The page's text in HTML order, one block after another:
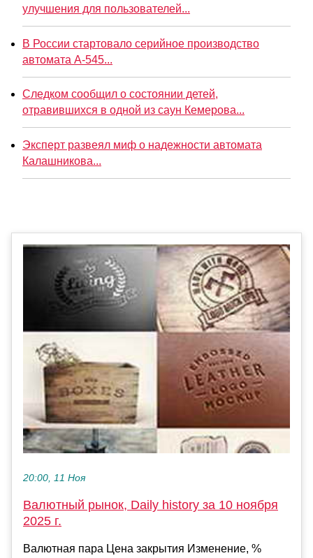
улучшения для пользователей...
В России стартовало серийное производство
автомата А-545...
Следком сообщил о состоянии детей,
отравившихся в одной из саун Кемерова...
Эксперт развеял миф о надежности автомата
Калашникова...
20:00, 11 Ноя
Валютный рынок, Daily history за 10 ноября
2025 г.
Валютная пара Цена закрытия Изменение, %